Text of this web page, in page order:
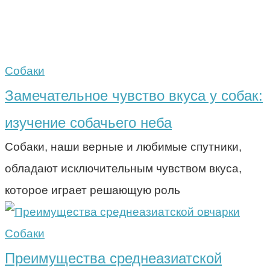
Собаки
Замечательное чувство вкуса у собак:
изучение собачьего неба
Собаки, наши верные и любимые спутники,
обладают исключительным чувством вкуса,
которое играет решающую роль
Собаки
Преимущества среднеазиатской